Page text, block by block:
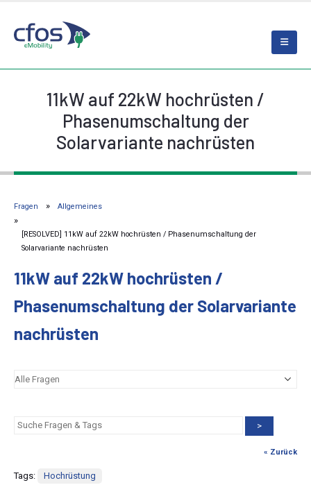
11kW auf 22kW hochrüsten /
Phasenumschaltung der
Solarvariante nachrüsten
Fragen Allgemeines
[RESOLVED] 11kW auf 22kW hochrüsten / Phasenumschaltung der
Solarvariante nachrüsten
11kW auf 22kW hochrüsten /
Phasenumschaltung der Solarvariante
nachrüsten
>
« Zurück
Tags: Hochrüstung